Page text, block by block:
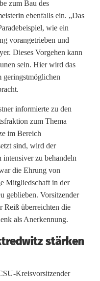
zum Bau des
ebenfalls ein. „Das
wie ein
vorangetrieben und
Dieses Vorgehen kann
sein. Hier wird das
geringstmöglichen
informierte zu den
zum Thema
im Bereich
sind, wird der
zu behandeln
die Ehrung von
Mitgliedschaft in der
geblieben. Vorsitzender
Reiß überreichten die
als Anerkennung.
stärken
Kreisvorsitzender